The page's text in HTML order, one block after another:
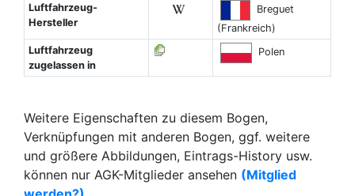
Luftfahrzeug-
Hersteller
Breguet
(Frankreich)
Luftfahrzeug
zugelassen in
Polen
Weitere Eigenschaften zu diesem Bogen,
Verknüpfungen mit anderen Bogen, ggf. weitere
und größere Abbildungen, Eintrags-History usw.
können nur AGK-Mitglieder ansehen (Mitglied